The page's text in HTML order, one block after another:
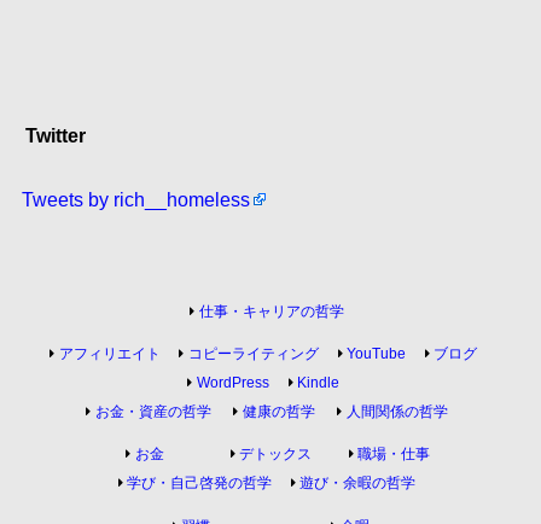
Twitter
Tweets by rich__homeless
仕事・キャリアの哲学
アフィリエイト コピーライティング YouTube
ブログ
WordPress
Kindle
お金・資産の哲学
お金
健康の哲学
デトックス
人間関係の哲学
職場・仕事
学び・自己啓発の哲学
遊び・余暇の哲学